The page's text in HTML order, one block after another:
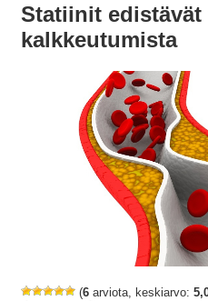
Statiinit
kalkkeutumista
(6 arviota, keskiarvo: